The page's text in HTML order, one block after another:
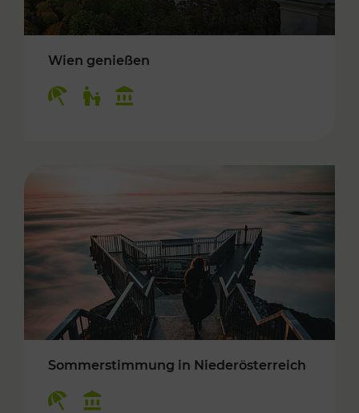
Wien genießen
Sommerstimmung in Niederösterreich